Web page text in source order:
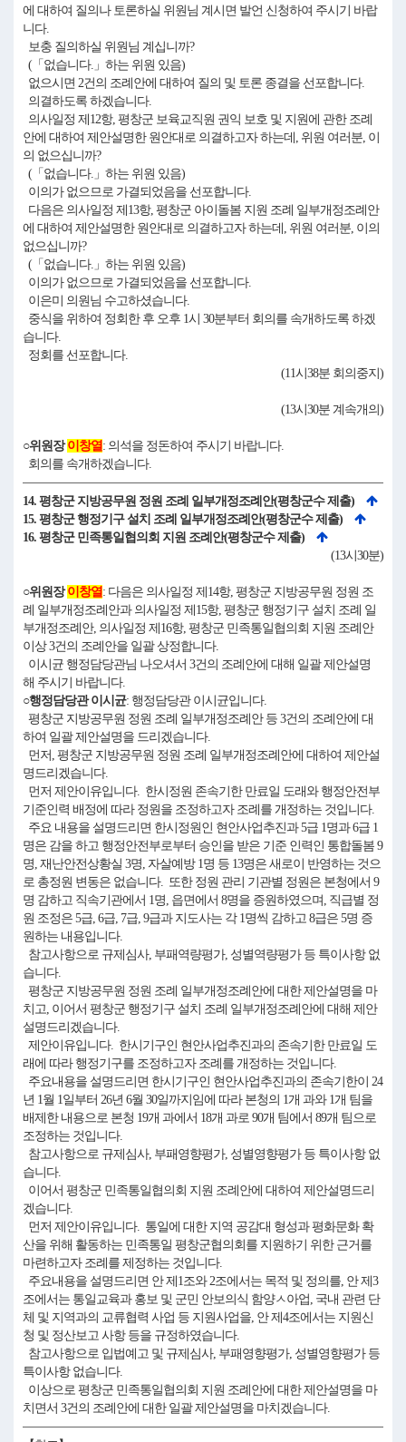
에 대하여 질의나 토론하실 위원님 계시면 발언 신청하여 주시기 바랍
니다.
보충 질의하실 위원님 계십니까?
(「없습니다.」하는 위원 있음)
없으시면 2건의 조례안에 대하여 질의 및 토론 종결을 선포합니다.
의결하도록 하겠습니다.
의사일정 제12항, 평창군 보육교직원 권익 보호 및 지원에 관한 조례
안에 대하여 제안설명한 원안대로 의결하고자 하는데, 위원 여러분, 이
의 없으십니까?
(「없습니다.」하는 위원 있음)
이의가 없으므로 가결되었음을 선포합니다.
다음은 의사일정 제13항, 평창군 아이돌봄 지원 조례 일부개정조례안
에 대하여 제안설명한 원안대로 의결하고자 하는데, 위원 여러분, 이의
없으십니까?
(「없습니다.」하는 위원 있음)
이의가 없으므로 가결되었음을 선포합니다.
이은미 의원님 수고하셨습니다.
중식을 위하여 정회한 후 오후 1시 30분부터 회의를 속개하도록 하겠
습니다.
정회를 선포합니다.
(11시38분 회의중지)
(13시30분 계속개의)
○위원장이창열: 의석을 정돈하여 주시기 바랍니다.
회의를 속개하겠습니다.
14. 평창군 지방공무원 정원 조례 일부개정조례안(평창군수 제출)
15. 평창군 행정기구 설치 조례 일부개정조례안(평창군수 제출)
16. 평창군 민족통일협의회 지원 조례안(평창군수 제출)
(13시30분)
○위원장이창열: 다음은 의사일정 제14항, 평창군 지방공무원 정원 조
례 일부개정조례안과 의사일정 제15항, 평창군 행정기구 설치 조례 일
부개정조례안, 의사일정 제16항, 평창군 민족통일협의회 지원 조례안
이상 3건의 조례안을 일괄 상정합니다.
이시균 행정담당관님 나오셔서 3건의 조례안에 대해 일괄 제안설명
해 주시기 바랍니다.
○행정담당관 이시균: 행정담당관 이시균입니다.
평창군 지방공무원 정원 조례 일부개정조례안 등 3건의 조례안에 대
하여 일괄 제안설명을 드리겠습니다.
먼저, 평창군 지방공무원 정원 조례 일부개정조례안에 대하여 제안설
명드리겠습니다.
먼저 제안이유입니다. 한시정원 존속기한 만료일 도래와 행정안전부
기준인력 배정에 따라 정원을 조정하고자 조례를 개정하는 것입니다.
주요 내용을 설명드리면 한시정원인 현안사업추진과 5급 1명과 6급 1
명은 감을 하고 행정안전부로부터 승인을 받은 기준 인력인 통합돌봄 9
명, 재난안전상황실 3명, 자살예방 1명 등 13명은 새로이 반영하는 것으
로 총정원 변동은 없습니다. 또한 정원 관리 기관별 정원은 본청에서 9
명 감하고 직속기관에서 1명, 읍면에서 8명을 증원하였으며, 직급별 정
원 조정은 5급, 6급, 7급, 9급과 지도사는 각 1명씩 감하고 8급은 5명 증
원하는 내용입니다.
참고사항으로 규제심사, 부패역량평가, 성별역량평가 등 특이사항 없
습니다.
평창군 지방공무원 정원 조례 일부개정조례안에 대한 제안설명을 마
치고, 이어서 평창군 행정기구 설치 조례 일부개정조례안에 대해 제안
설명드리겠습니다.
제안이유입니다. 한시기구인 현안사업추진과의 존속기한 만료일 도
래에 따라 행정기구를 조정하고자 조례를 개정하는 것입니다.
주요내용을 설명드리면 한시기구인 현안사업추진과의 존속기한이 24
년 1월 1일부터 26년 6월 30일까지임에 따라 본청의 1개 과와 1개 팀을
배제한 내용으로 본청 19개 과에서 18개 과로 90개 팀에서 89개 팀으로
조정하는 것입니다.
참고사항으로 규제심사, 부패영향평가, 성별영향평가 등 특이사항 없
습니다.
이어서 평창군 민족통일협의회 지원 조례안에 대하여 제안설명드리
겠습니다.
먼저 제안이유입니다. 통일에 대한 지역 공감대 형성과 평화문화 확
산을 위해 활동하는 민족통일 평창군협의회를 지원하기 위한 근거를
마련하고자 조례를 제정하는 것입니다.
주요내용을 설명드리면 안 제1조와 2조에서는 목적 및 정의를, 안 제3
조에서는 통일교육과 홍보 및 군민 안보의식 함양ㅅ아업, 국내 관련 단
체 및 지역과의 교류협력 사업 등 지원사업을, 안 제4조에서는 지원신
청 및 정산보고 사항 등을 규정하였습니다.
참고사항으로 입법예고 및 규제심사, 부패영향평가, 성별영향평가 등
특이사항 없습니다.
이상으로 평창군 민족통일협의회 지원 조례안에 대한 제안설명을 마
치면서 3건의 조례안에 대한 일괄 제안설명을 마치겠습니다.